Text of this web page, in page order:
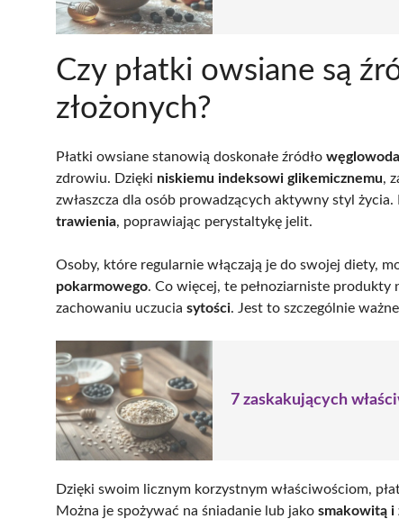
Czy płatki owsiane są
złożonych?
Płatki owsiane stanowią doskonałe źródło
zdrowiu. Dzięki niskiemu indeksowi glikemicznemu,
zwłaszcza dla osób prowadzących aktywny styl
trawienia, poprawiając perystaltykę jelit.
Osoby, które regularnie włączają je do swojej diety,
pokarmowego. Co więcej, te pełnoziarniste produkty
zachowaniu uczucia sytości. Jest to szczególnie
7 zaskakujących
Dzięki swoim licznym korzystnym właściwościom,
Można je spożywać na śniadanie lub jako smakowitą i